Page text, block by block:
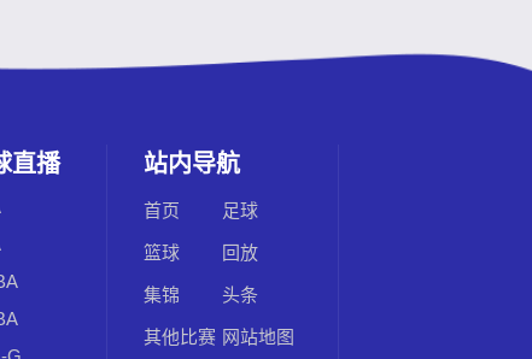
直播 站内导航
首页 足球
篮球 回放
集锦 头条
其他比赛 网站地图